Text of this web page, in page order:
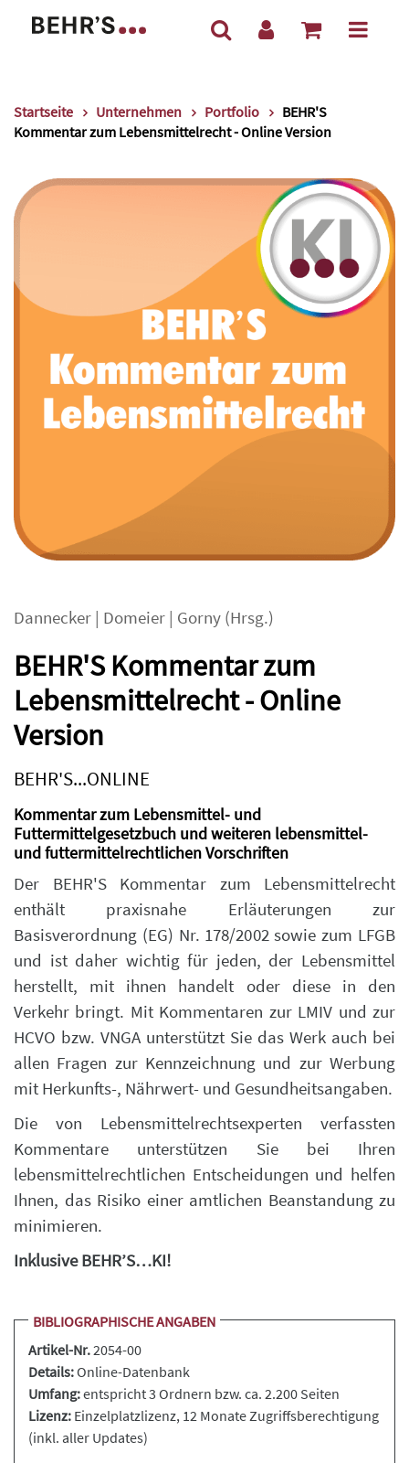
Startseite Unternehmen Portfolio
BEHR'S
Kommentar zum Lebensmittelrecht - Online Version
Dannecker | Domeier | Gorny (Hrsg.)
BEHR'S Kommentar zum
Lebensmittelrecht - Online
Version
BEHR'S...ONLINE
Kommentar zum Lebensmittel- und
Futtermittelgesetzbuch und weiteren lebensmittel-
und futtermittelrechtlichen Vorschriften
Der BEHR'S Kommentar zum Lebensmittelrecht
enthält praxisnahe Erläuterungen zur
Basisverordnung (EG) Nr. 178/2002 sowie zum LFGB
und ist daher wichtig für jeden, der Lebensmittel
herstellt, mit ihnen handelt oder diese in den
Verkehr bringt. Mit Kommentaren zur LMIV und zur
HCVO bzw. VNGA unterstützt Sie das Werk auch bei
allen Fragen zur Kennzeichnung und zur Werbung
mit Herkunfts-, Nährwert- und Gesundheitsangaben.
Die von Lebensmittelrechtsexperten verfassten
Kommentare unterstützen Sie bei Ihren
lebensmittelrechtlichen Entscheidungen und helfen
Ihnen, das Risiko einer amtlichen Beanstandung zu
minimieren.
Inklusive BEHR’S…KI!
BIBLIOGRAPHISCHE ANGABEN
Artikel-Nr.2054-00
Details:Online-Datenbank
Umfang:entspricht 3 Ordnern bzw. ca. 2.200 Seiten
Lizenz: Einzelplatzlizenz, 12 Monate Zugriffsberechtigung
(inkl. aller Updates)